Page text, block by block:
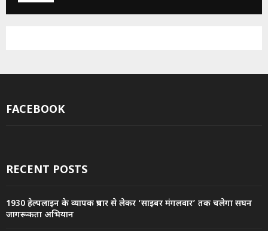
FACEBOOK
RECENT POSTS
1930 हेल्पलाइन के व्यापक प्रचार से लेकर ‘साइबर मंगलवार’ तक चलेगा सघन
जागरूकता अभियान